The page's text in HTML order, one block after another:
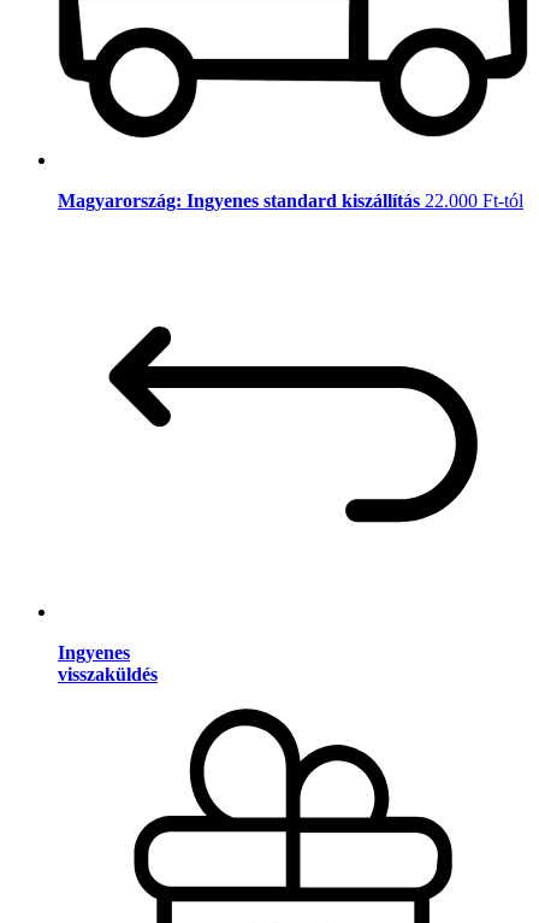
Magyarország: Ingyenes standard kiszállítás 22.000 Ft-tól
Ingyenes
visszaküldés